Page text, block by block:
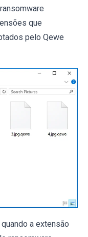
que
pelo Qewe
a extensão